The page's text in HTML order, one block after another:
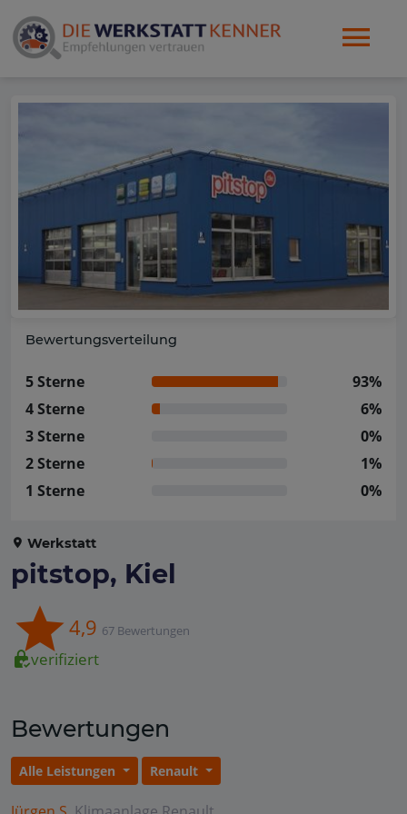
Bewertungsverteilung
5 Sterne
93%
4 Sterne
6%
3 Sterne
0%
2 Sterne
1%
1 Sterne
0%
Werkstatt
pitstop, Kiel
4,9 67 Bewertungen
verifiziert
Bewertungen
Alle Leistungen Renault